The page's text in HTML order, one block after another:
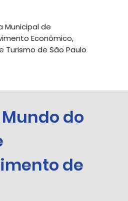
Municipal de
Econômico,
Turismo de São Paulo
do
de